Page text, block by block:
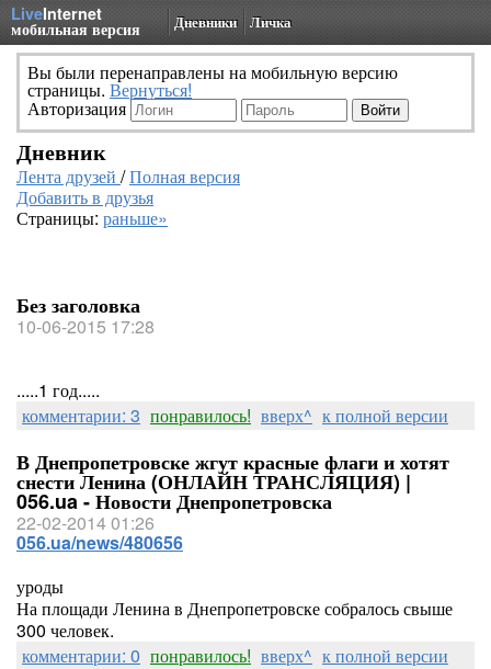
LiveInternet
мобильная версия Дневники Личка
Вы были перенаправлены на мобильную версию
страницы. Вернуться!
Авторизация
Дневник
Лента друзей /Полная версия
Добавить в друзья
Страницы: раньше»
Без заголовка
10-06-2015 17:28
.....1 год.....
комментарии: 3 понравилось! вверх^ к полной версии
В Днепропетровске жгут красные флаги и хотят
снести Ленина (ОНЛАЙН ТРАНСЛЯЦИЯ) |
056.ua - Новости Днепропетровска
22-02-2014 01:26
056.ua/news/480656
уроды
На площади Ленина в Днепропетровске собралось свыше
300 человек.
комментарии: 0 понравилось! вверх^ к полной версии